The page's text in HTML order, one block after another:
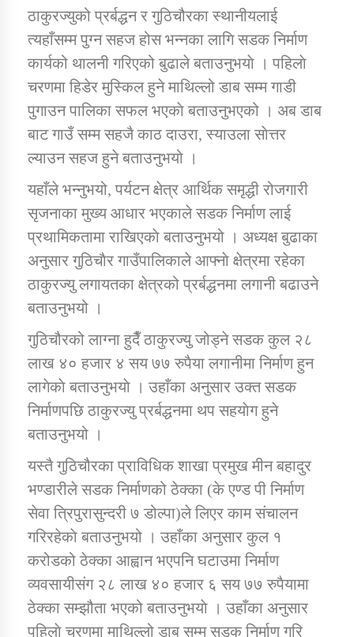
कार्यक्रम कार्यान्वयन एकाई जुम्लाको सुचना
तातोपानी गाउँपालिकाको न्यायिक समिति सम्बन्धी सन्देश
तातोपानी गाउँपालिका जुम्लाको महिला तथा लैङ्गिक हिंसा
सम्बन्धी सूचना सन्देश
तातोपानी गाउँपालिका जुम्लाको महिनावारी सम्बन्धिकाे
सन्देश
तातोपानी गाउँपालिका जुम्लाको बालविवाह सन्देश
ठाकुरज्युको प्रर्बद्धन र गुठिचौरका स्थानीयलाई
त्यहाँसम्म पुग्न सहज होस भन्नका लागि सडक निर्माण
कार्यको थालनी गरिएको बुढाले बताउनुभयाे । पहिलाे
चरणमा हिडेर मुस्किल हुने माथिल्लो डाब सम्म गाडी
पुगाउन पालिका सफल भएकाे बताउनुभएको । अब डाब
बाट गाउँ सम्म सहजै काठ दाउरा, स्याउला साेत्तर
ल्याउन सहज हुने बताउनुभयो ।
यहाँले भन्नुभयो, पर्यटन क्षेत्र आर्थिक समृद्धी रोजगारी
सृजनाका मुख्य आधार भएकाले सडक निर्माण लाई
प्रथामिकतामा राखिएकाे बताउनुभयो । अध्यक्ष बुढाका
अनुसार गुठिचाैर गाउँपालिकाले आफ्नाे क्षेत्रमा रहेका
ठाकुरज्यु लगायतका क्षेत्रको प्रर्बद्धनमा लगानी बढाउने
बताउनुभयो ।
गुठिचौरको लाग्ना हुदैँ ठाकुरज्यु जोड्ने सडक कुल २८
लाख ४० हजार ४ सय ७७ रुपैया लगानीमा निर्माण हुन
लागेकाे बताउनुभयाे । उहाँका अनुसार उक्त सडक
निर्माणपछि ठाकुरज्यु प्रर्बद्धनमा थप सहयाेग हुने
बताउनुभयो ।
यस्तै गुठिचौरका प्राविधिक शाखा प्रमुख मीन बहादुर
भण्डारीले सडक निर्माणको ठेक्का (के एण्ड पी निर्माण
सेवा त्रिपुरासुन्दरी ७ डोल्पा)ले लिएर काम संचालन
गरिरहेकाे बताउनुभयो । उहाँका अनुसार कुल १
करोडको ठेक्का आह्वान भएपनि घटाउमा निर्माण
व्यवसायीसंग २८ लाख ४० हजार ६ सय ७७ रुपैयामा
ठेक्का सम्झौता भएको बताउनुभयाे । उहाँका अनुसार
पहिलाे चरणमा माथिल्लो डाब सम्म सडक निर्माण गरि